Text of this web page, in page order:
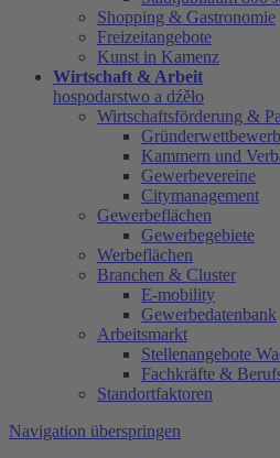
Shopping & Gastronomie
Freizeitangebote
Kunst in Kamenz
Wirtschaft & Arbeit
hospodarstwo a dźěło
Wirtschaftsförderung &
Gründerwettbewerb
Kammern und
Gewerbevereine
Citymanagement
Gewerbeflächen
Gewerbegebiete
Werbeflächen
Branchen & Cluster
E-mobility
Gewerbedatenbank
Arbeitsmarkt
Stellenangebote
Fachkräfte &
Standortfaktoren
Navigation überspringen